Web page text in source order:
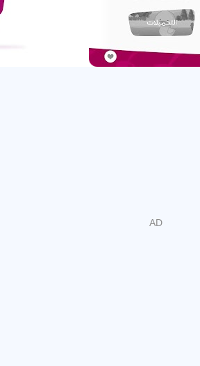
扎（Karazah）都将在面向儿童的视频
您可以在YouTube上看到众多阿拉伯
众不同的是，我们提供了具有创新意